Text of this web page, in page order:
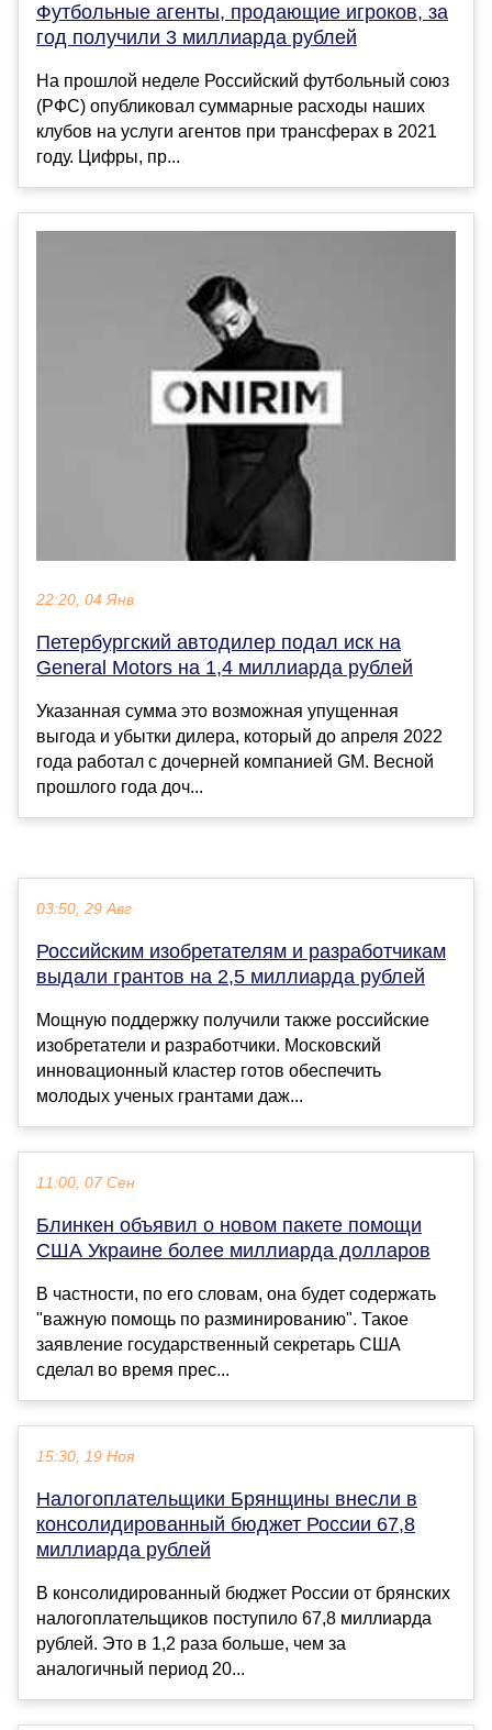
Футбольные агенты, продающие игроков, за
год получили 3 миллиарда рублей
На прошлой неделе Российский футбольный союз
(РФС) опубликовал суммарные расходы наших
клубов на услуги агентов при трансферах в 2021
году. Цифры, пр...
22:20, 04 Янв
Петербургский автодилер подал иск на
General Motors на 1,4 миллиарда рублей
Указанная сумма это возможная упущенная
выгода и убытки дилера, который до апреля 2022
года работал с дочерней компанией GM. Весной
прошлого года доч...
03:50, 29 Авг
Российским изобретателям и разработчикам
выдали грантов на 2,5 миллиарда рублей
Мощную поддержку получили также российские
изобретатели и разработчики. Московский
инновационный кластер готов обеспечить
молодых ученых грантами даж...
11:00, 07 Сен
Блинкен объявил о новом пакете помощи
США Украине более миллиарда долларов
В частности, по его словам, она будет содержать
"важную помощь по разминированию". Такое
заявление государственный секретарь США
сделал во время прес...
15:30, 19 Ноя
Налогоплательщики Брянщины внесли в
консолидированный бюджет России 67,8
миллиарда рублей
В консолидированный бюджет России от брянских
налогоплательщиков поступило 67,8 миллиарда
рублей. Это в 1,2 раза больше, чем за
аналогичный период 20...